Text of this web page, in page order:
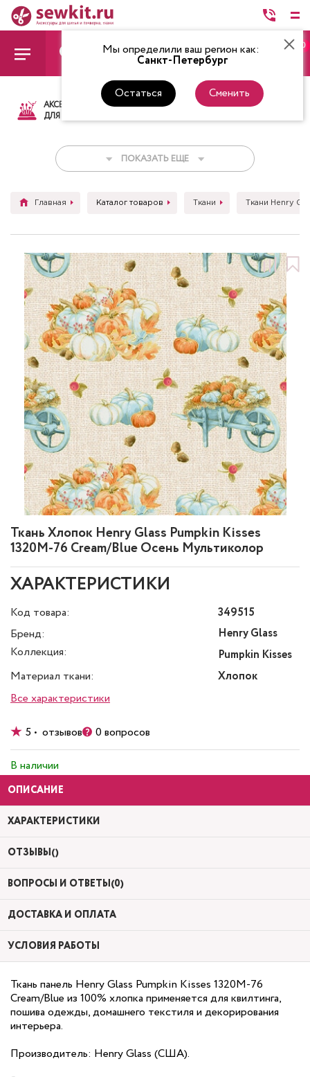
Мы определили ваш регион как:
Санкт-Петербург
Остаться Сменить
0
АКСЕССУАРЫ
ДЛЯ ШИТЬЯ
ТКАНИ НИТКИ
ПОКАЗАТЬ ЕЩЕ
Главная Каталог товаров Ткани Ткани Henry
Ткань Хлопок Henry Glass Pumpkin Kisses
1320M-76 Cream/Blue Осень Мультиколор
ХАРАКТЕРИСТИКИ
Код товара:
349515
Бренд:
Henry Glass
Коллекция:
Pumpkin Kisses
Материал ткани:
Хлопок
Все характеристики
5 • отзывов 0 вопросов
В наличии
ОПИСАНИЕ
ХАРАКТЕРИСТИКИ
ОТЗЫВЫ()
ВОПРОСЫ И ОТВЕТЫ(0)
ДОСТАВКА И ОПЛАТА
УСЛОВИЯ РАБОТЫ
Ткань панель Henry Glass Pumpkin Kisses 1320M-76
Cream/Blue из 100% хлопка применяется для квилтинга,
пошива одежды, домашнего текстиля и декорирования
интерьера.
Производитель: Henry Glass (США).